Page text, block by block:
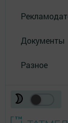
Документы
Разное